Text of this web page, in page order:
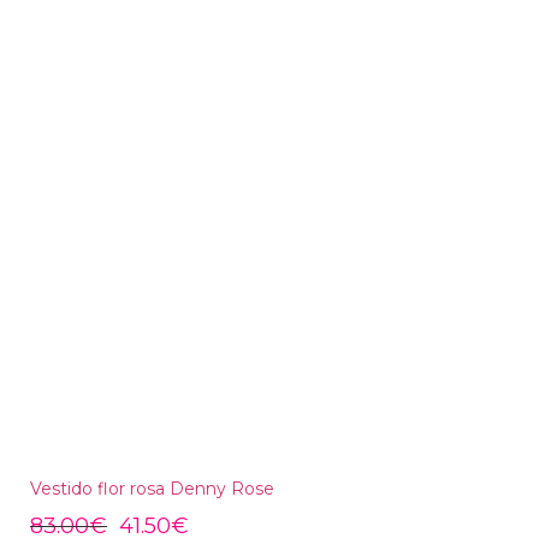
Vestido flor rosa Denny Rose
83.00€ 41.50€